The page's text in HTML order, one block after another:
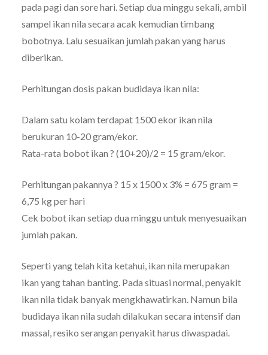
pada pagi dan sore hari. Setiap dua minggu sekali, ambil
sampel ikan nila secara acak kemudian timbang
bobotnya. Lalu sesuaikan jumlah pakan yang harus
diberikan.
Perhitungan dosis pakan budidaya ikan nila:
Dalam satu kolam terdapat 1500 ekor ikan nila
berukuran 10-20 gram/ekor.
Rata-rata bobot ikan ? (10+20)/2 = 15 gram/ekor.
Perhitungan pakannya ? 15 x 1500 x 3% = 675 gram =
6,75 kg per hari
Cek bobot ikan setiap dua minggu untuk menyesuaikan
jumlah pakan.
Seperti yang telah kita ketahui, ikan nila merupakan
ikan yang tahan banting. Pada situasi normal, penyakit
ikan nila tidak banyak mengkhawatirkan. Namun bila
budidaya ikan nila sudah dilakukan secara intensif dan
massal, resiko serangan penyakit harus diwaspadai.